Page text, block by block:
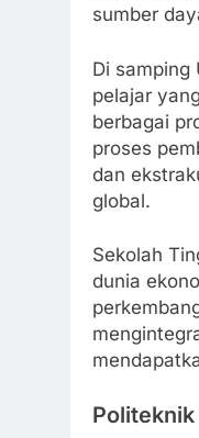
sumber
Di samping
pelajar
berbagai
proses
dan
global.
Sekolah
dunia